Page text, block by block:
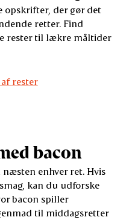
opskrifter, der gør det
retter. Find
rester til lækre måltider
rester
bacon
næsten enhver ret. Hvis
kan du udforske
bacon spiller
til middagsretter